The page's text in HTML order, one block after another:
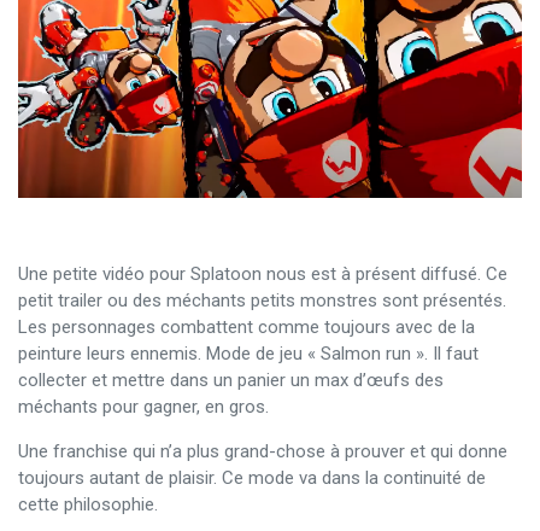
Une petite vidéo pour Splatoon nous est à présent diffusé. Ce
petit trailer ou des méchants petits monstres sont présentés.
Les personnages combattent comme toujours avec de la
peinture leurs ennemis. Mode de jeu « Salmon run ». Il faut
collecter et mettre dans un panier un max d’œufs des
méchants pour gagner, en gros.
Une franchise qui n’a plus grand-chose à prouver et qui donne
toujours autant de plaisir. Ce mode va dans la continuité de
cette philosophie.